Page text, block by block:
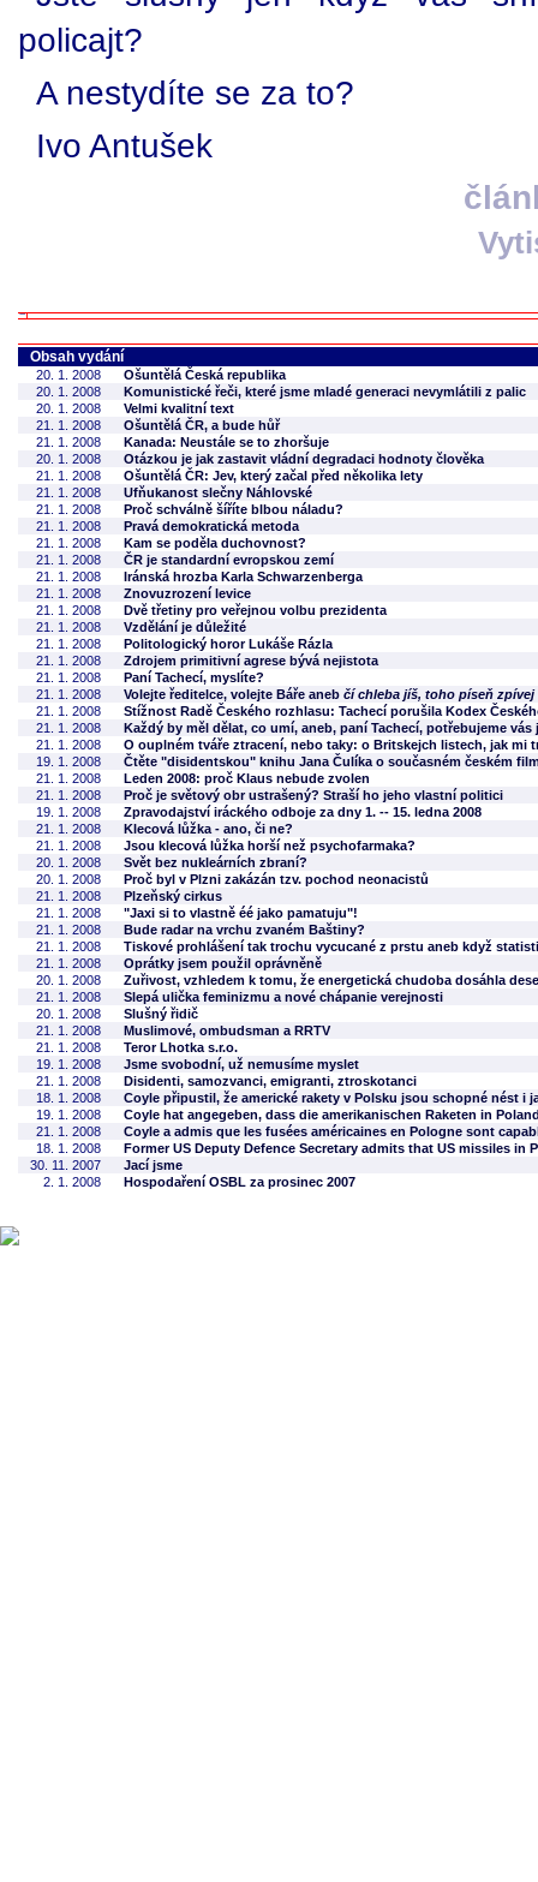
policajt?
A nestydíte se za to?
Ivo Antušek
Obsah vydání
20. 1. 2008
Ošuntělá Česká republika
20. 1. 2008
Komunistické řeči, které jsme mladé generaci nevymlátili z palic
20. 1. 2008
Velmi kvalitní text
21. 1. 2008
Ošuntělá ČR, a bude hůř
21. 1. 2008
Kanada: Neustále se to zhoršuje
20. 1. 2008
Otázkou je jak zastavit vládní degradaci hodnoty člověka
21. 1. 2008
Ošuntělá ČR: Jev, který začal před několika lety
21. 1. 2008
Ufňukanost slečny Náhlovské
21. 1. 2008
Proč schválně šíříte blbou náladu?
21. 1. 2008
Pravá demokratická metoda
21. 1. 2008
Kam se poděla duchovnost?
21. 1. 2008
ČR je standardní evropskou zemí
21. 1. 2008
Iránská hrozba Karla Schwarzenberga
21. 1. 2008
Znovuzrození levice
21. 1. 2008
Dvě třetiny pro veřejnou volbu prezidenta
21. 1. 2008
Vzdělání je důležité
21. 1. 2008
Politologický horor Lukáše Rázla
21. 1. 2008
Zdrojem primitivní agrese bývá nejistota
21. 1. 2008
Paní Tachecí, myslíte?
21. 1. 2008
Volejte ředitelce, volejte Báře aneb čí chleba jíš, toho píseň zpívej
21. 1. 2008
Stížnost Radě Českého rozhlasu: Tachecí porušila Kodex
21. 1. 2008
Každý by měl dělat, co umí, aneb, paní Tachecí, potřebujeme vás
21. 1. 2008
O ouplném tváře ztracení, nebo taky: o Britskejch listech, jak mi
19. 1. 2008
Čtěte "disidentskou" knihu Jana Čulíka o současném českém
21. 1. 2008
Leden 2008: proč Klaus nebude zvolen
21. 1. 2008
Proč je světový obr ustrašený? Straší ho jeho vlastní politici
19. 1. 2008
Zpravodajství iráckého odboje za dny 1. -- 15. ledna 2008
21. 1. 2008
Klecová lůžka - ano, či ne?
21. 1. 2008
Jsou klecová lůžka horší než psychofarmaka?
20. 1. 2008
Svět bez nukleárních zbraní?
20. 1. 2008
Proč byl v Plzni zakázán tzv. pochod neonacistů
21. 1. 2008
Plzeňský cirkus
21. 1. 2008
"Jaxi si to vlastně éé jako pamatuju"!
21. 1. 2008
Bude radar na vrchu zvaném Baštiny?
21. 1. 2008
Tiskové prohlášení tak trochu vycucané z prstu aneb když
21. 1. 2008
Oprátky jsem použil oprávněně
20. 1. 2008
Zuřivost, vzhledem k tomu, že energetická chudoba dosáhla
21. 1. 2008
Slepá ulička feminizmu a nové chápanie verejnosti
20. 1. 2008
Slušný řidič
21. 1. 2008
Muslimové, ombudsman a RRTV
21. 1. 2008
Teror Lhotka s.r.o.
19. 1. 2008
Jsme svobodní, už nemusíme myslet
21. 1. 2008
Disidenti, samozvanci, emigranti, ztroskotanci
18. 1. 2008
Coyle připustil, že americké rakety v Polsku jsou schopné nést i
19. 1. 2008
Coyle hat angegeben, dass die amerikanischen Raketen in
21. 1. 2008
Coyle a admis que les fusées américaines en Pologne sont
18. 1. 2008
Former US Deputy Defence Secretary admits that US missiles
30. 11. 2007
Jací jsme
2. 1. 2008
Hospodaření OSBL za prosinec 2007